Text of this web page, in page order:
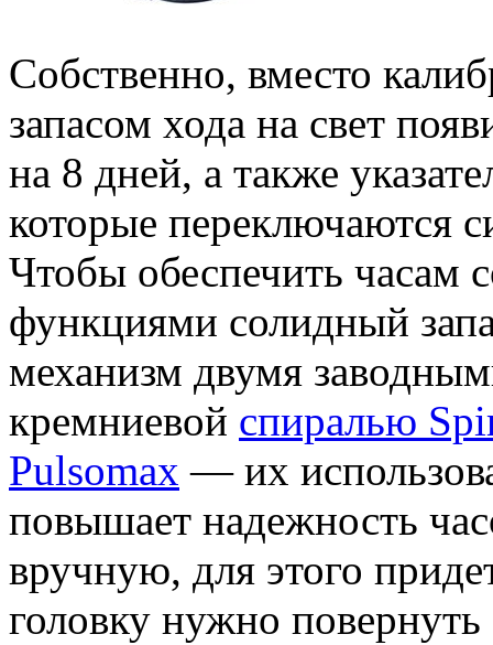
Собственно, вместо
запасом хода на свет
на 8 дней, а также
которые переключаются
Чтобы обеспечить часам
функциями солидный
механизм двумя
кремниевой спиралью
Pulsomax — их
повышает надежность
вручную, для этого
головку нужно повернуть